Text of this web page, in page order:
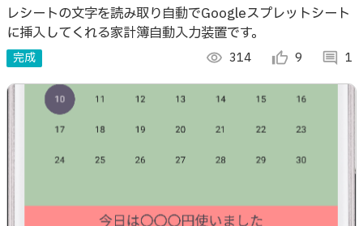
レシートの文字を読み取り自動でGoogleスプレットシート
に挿入してくれる家計簿自動入力装置です。
完成 visibility 314 thumb_up_alt 9 comment 1